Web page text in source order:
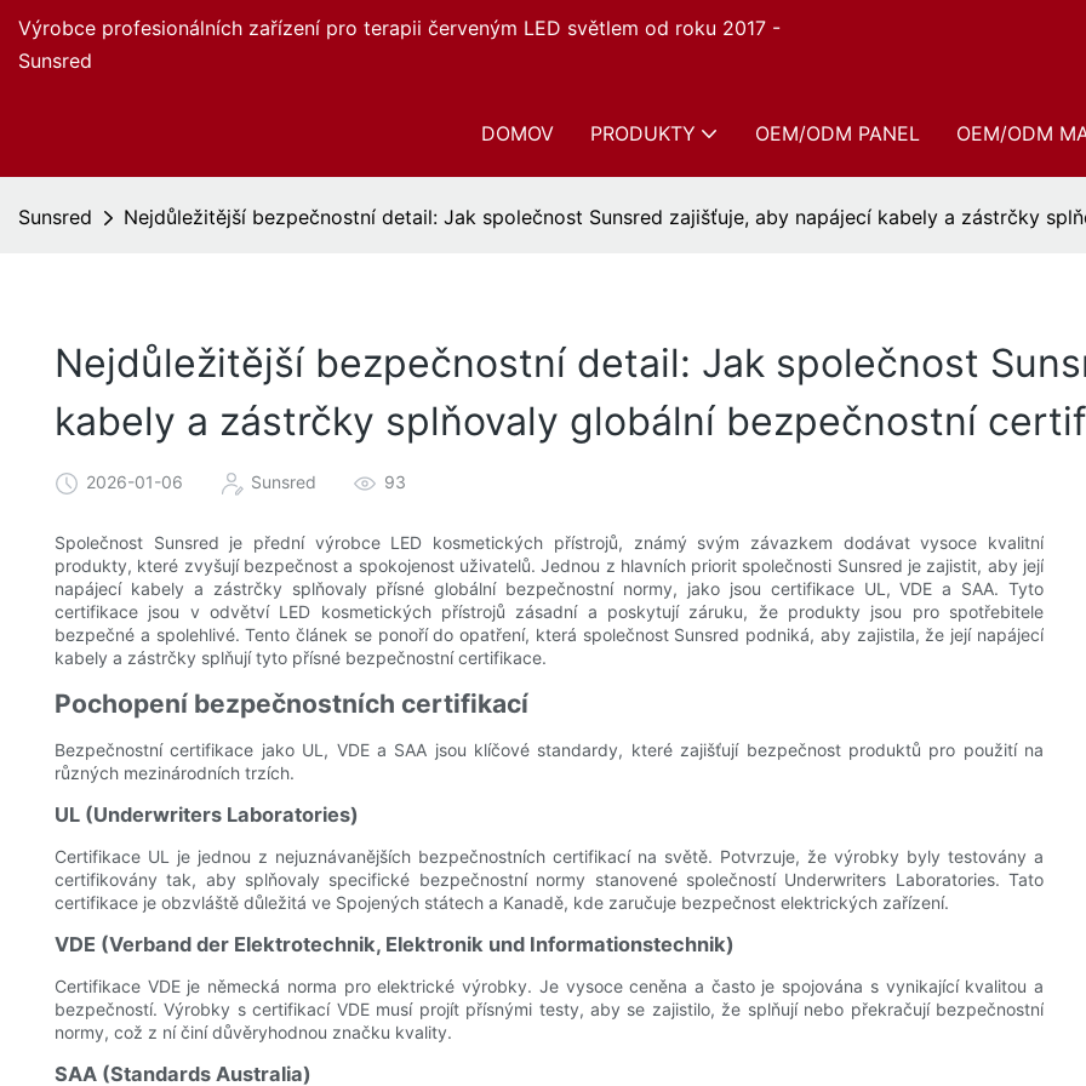
Výrobce profesionálních zařízení pro terapii červeným LED světlem od roku 2017 -
Sunsred
DOMOV PRODUKTY OEM/ODM PANEL OEM/ODM
Sunsred Nejdůležitější bezpečnostní detail: Jak společnost Sunsred zajišťuje, aby napájecí kabely a zástrčky
Nejdůležitější bezpečnostní detail: Jak společnost
kabely a zástrčky splňovaly globální bezpečnostní
2026-01-06 Sunsred 93
Společnost Sunsred je přední výrobce LED kosmetických přístrojů, známý svým závazkem dodávat vysoce kvalitní
produkty, které zvyšují bezpečnost a spokojenost uživatelů. Jednou z hlavních priorit společnosti Sunsred je zajistit, aby její
napájecí kabely a zástrčky splňovaly přísné globální bezpečnostní normy, jako jsou certifikace UL, VDE a SAA. Tyto
certifikace jsou v odvětví LED kosmetických přístrojů zásadní a poskytují záruku, že produkty jsou pro spotřebitele
bezpečné a spolehlivé. Tento článek se ponoří do opatření, která společnost Sunsred podniká, aby zajistila, že její napájecí
kabely a zástrčky splňují tyto přísné bezpečnostní certifikace.
Pochopení bezpečnostních certifikací
Bezpečnostní certifikace jako UL, VDE a SAA jsou klíčové standardy, které zajišťují bezpečnost produktů pro použití na
různých mezinárodních trzích.
UL (Underwriters Laboratories)
Certifikace UL je jednou z nejuznávanějších bezpečnostních certifikací na světě. Potvrzuje, že výrobky byly testovány a
certifikovány tak, aby splňovaly specifické bezpečnostní normy stanovené společností Underwriters Laboratories. Tato
certifikace je obzvláště důležitá ve Spojených státech a Kanadě, kde zaručuje bezpečnost elektrických zařízení.
VDE (Verband der Elektrotechnik, Elektronik und Informationstechnik)
Certifikace VDE je německá norma pro elektrické výrobky. Je vysoce ceněna a často je spojována s vynikající kvalitou a
bezpečností. Výrobky s certifikací VDE musí projít přísnými testy, aby se zajistilo, že splňují nebo překračují bezpečnostní
normy, což z ní činí důvěryhodnou značku kvality.
SAA (Standards Australia)